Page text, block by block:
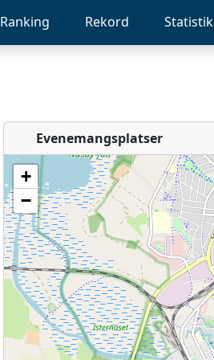
Ranking Rekord Statistik
Evenemangsplatser
+
−